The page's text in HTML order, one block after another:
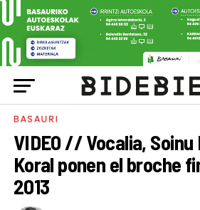
BASAURI
VIDEO // Vocalia, Soinu
Koral ponen el broche
2013